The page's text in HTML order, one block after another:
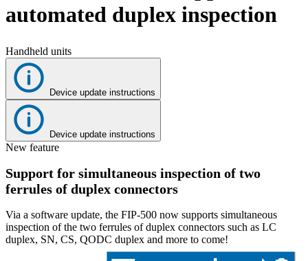
comprar
Contacto
RegisterLogin
Corporate
Careers
Partners
Suppliers
automated duplex inspection
Handheld units
Device update instructions
Device update instructions
New feature
Support for simultaneous inspection of two
ferrules of duplex connectors
Via a software update, the FIP-500 now supports simultaneous
inspection of the two ferrules of duplex connectors such as LC
duplex, SN, CS, QODC duplex and more to come!